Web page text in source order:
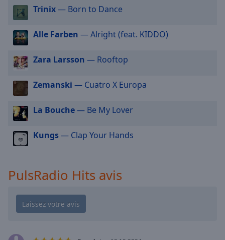
cancel
close
window.
Text
Color
Opacity
Color
Opacity
Caption
Trinix— Born to Dance
Alle Farben — Alright (feat. KIDDO)
Zara Larsson — Rooftop
Zemanski — Cuatro X Europa
La Bouche— Be My Lover
Kungs— Clap Your Hands
PulsRadio Hits avis